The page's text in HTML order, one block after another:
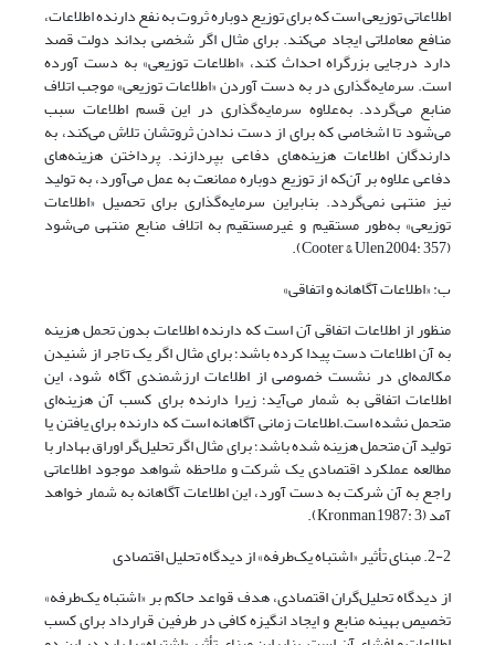
اطلاعاتی توزیعی است که برای توزیع دوباره ثروت به نفع دارنده اطلاعات،
منافع معاملاتی ایجاد می‌کند. برای مثال اگر شخصی بداند دولت قصد
دارد درجایی بزرگراه احداث کند، «اطلاعات توزیعی» به دست آورده
است. سرمایه‌گذاری در به دست آوردن «اطلاعات توزیعی» موجب اتلاف
منابع می‌گردد. به‌علاوه سرمایه‌گذاری در این قسم اطلاعات سبب
می‌شود تا اشخاصی که برای از دست ندادن ثروتشان تلاش می‌کند، به
دارندگان اطلاعات هزینه‌های دفاعی بپردازند. پرداختن هزینه‌های
دفاعی علاوه بر آن‌که از توزیع دوباره ممانعت به عمل می‌آورد، به تولید
نیز منتهی نمی‌گردد. بنابراین سرمایه‌گذاری برای تحصیل «اطلاعات
توزیعی» به‌طور مستقیم و غیرمستقیم به اتلاف منابع منتهی می‌شود
(Cooter & Ulen,2004: 357).
ب: «اطلاعات آگاهانه و اتفاقی»
منظور از اطلاعات اتفاقی آن است که دارنده اطلاعات بدون تحمل هزینه
به آن اطلاعات دست پیدا کرده باشد؛ برای مثال اگر یک تاجر از شنیدن
مکالمه‌ای در نشست خصوصی از اطلاعات ارزشمندی آگاه شود، این
اطلاعات اتفاقی به شمار می‌آید؛ زیرا دارنده برای کسب آن هزینه‌ای
متحمل نشده است.اطلاعات زمانی آگاهانه است که دارنده برای یافتن یا
تولید آن متحمل هزینه شده باشد؛ برای مثال اگر تحلیل‌گر اوراق بهادار با
مطالعه عملکرد اقتصادی یک شرکت و ملاحظه شواهد موجود اطلاعاتی
راجع به آن شرکت به دست آورد، این اطلاعات آگاهانه به شمار خواهد
آمد (Kronman,1987: 3).
2-2. مبنای تأثیر «اشتباه یک‌طرفه» از دیدگاه تحلیل اقتصادی
از دیدگاه تحلیل‌گران اقتصادی، هدف قواعد حاکم بر «اشتباه یک‌طرفه»
تخصیص بهینه منابع و ایجاد انگیزه کافی در طرفین قرارداد برای کسب